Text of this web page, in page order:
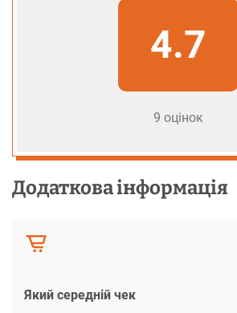
4.7
9 оцінок
Додаткова інформація
Який середній чек